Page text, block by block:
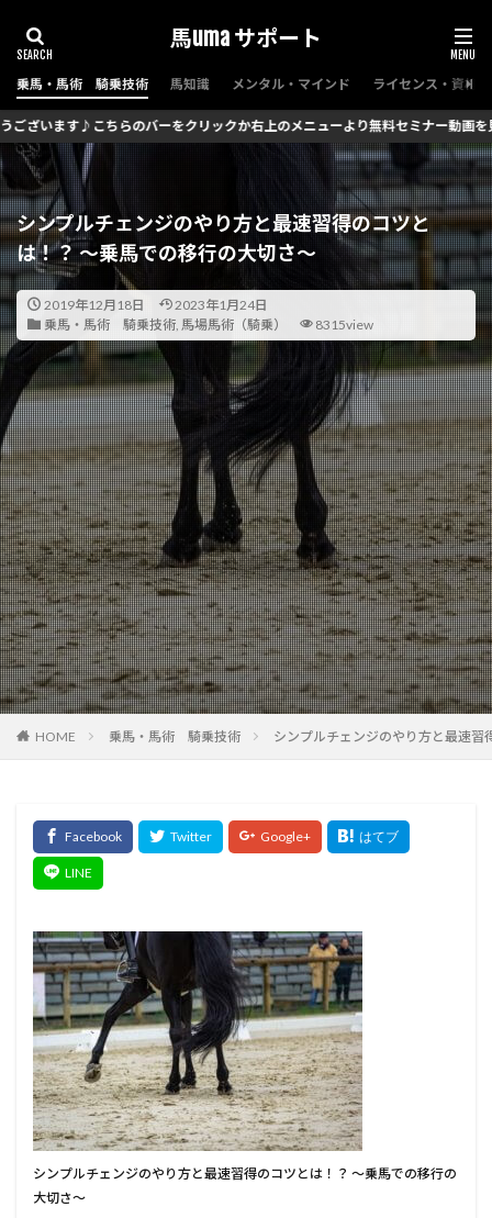
馬uma サポート
乗馬・馬術 騎乗技術 馬知識 メンタル・マインド ライセンス・資格
のメニューより無料セミナー動画を見られます♪
シンプルチェンジのやり方と最速習得のコツと
は！？ ～乗馬での移行の大切さ～
2019年12月18日
2023年1月24日
乗馬・馬術 騎乗技術, 馬場馬術（騎乗） 8315view
HOME 乗馬・馬術 騎乗技術 シンプルチェンジのやり方と最速習
シンプルチェンジのやり方と最速習得のコツとは！？ ～乗馬での移行の
大切さ～